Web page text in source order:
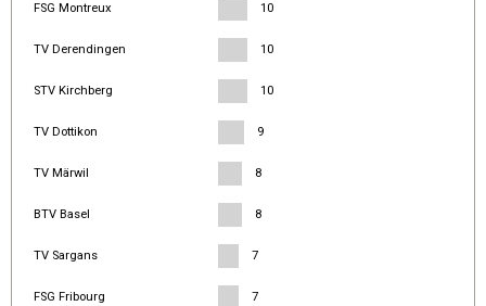
FSG Montreux 10
TV Derendingen 10
STV Kirchberg 10
TV Dottikon 9
TV Märwil 8
BTV Basel 8
TV Sargans 7
FSG Fribourg 7